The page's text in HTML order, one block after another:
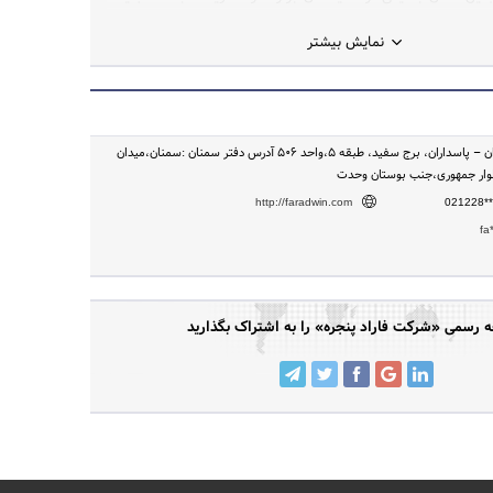
بخش تعویض پنجره های قدیمی خدمات ویژه ای را درجهت کاهش
نمایش بیشتر
تهران - تهران، تهران – پاسداران، برج سفید، طبقه ۵،واحد ۵۰۶ آدرس دفتر سمنان :سمنان،میدان
جمهوری،جنب بوستان وحدت
http://faradwin.com
رسمی «شرکت فاراد پنجره» را به اشتراک بگذارید